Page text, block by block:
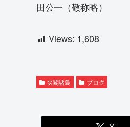
田公一（敬称略）
Views: 1,608
尖閣諸島 ブログ